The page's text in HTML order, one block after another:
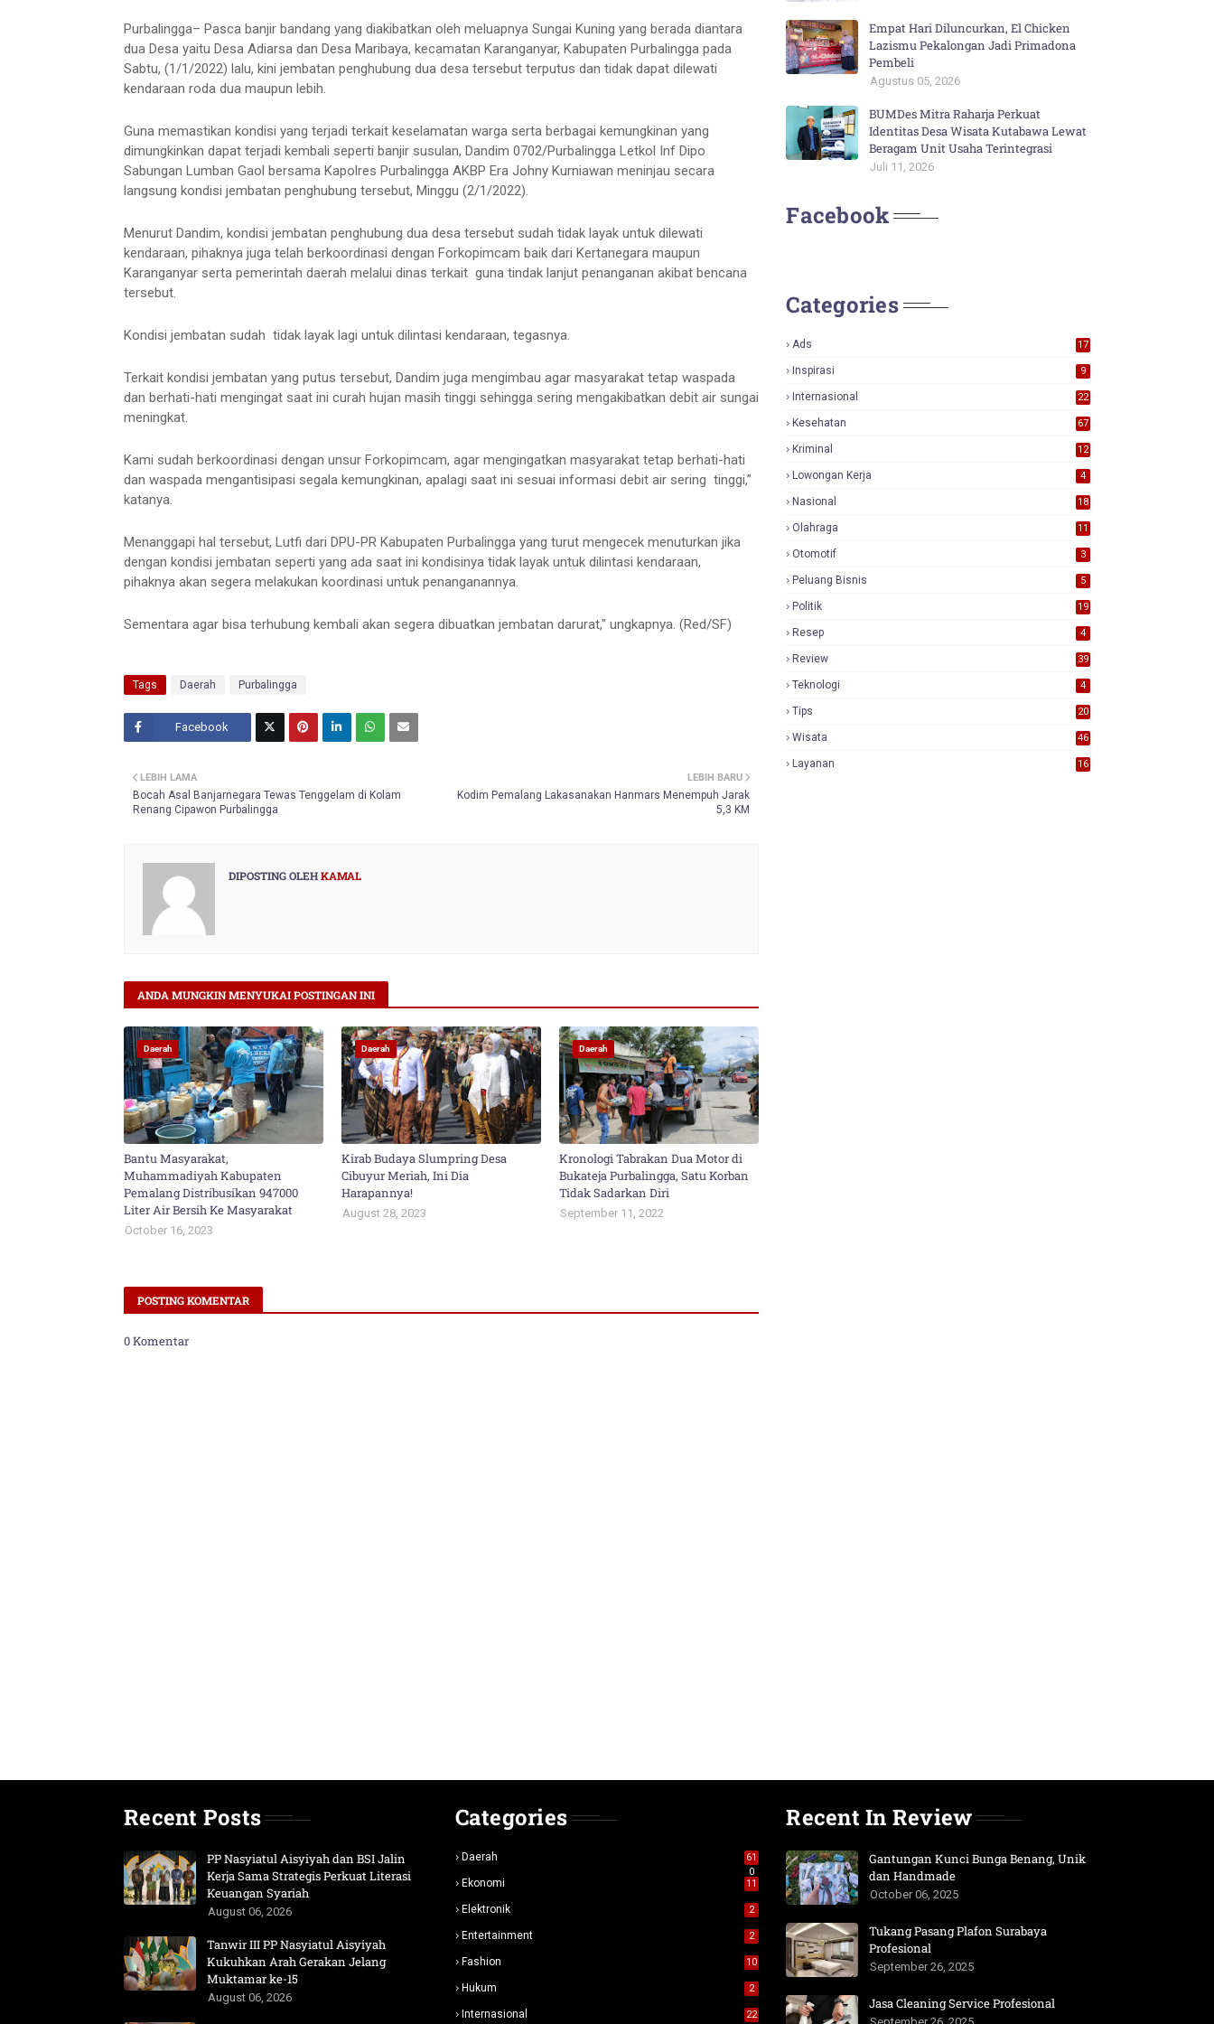
Purbalingga– Pasca banjir bandang yang diakibatkan oleh meluapnya Sungai Kuning yang berada diantara
dua Desa yaitu Desa Adiarsa dan Desa Maribaya, kecamatan Karanganyar, Kabupaten Purbalingga pada
Sabtu, (1/1/2022) lalu, kini jembatan penghubung dua desa tersebut terputus dan tidak dapat dilewati
kendaraan roda dua maupun lebih.
Guna memastikan kondisi yang terjadi terkait keselamatan warga serta berbagai kemungkinan yang
dimungkinkan dapat terjadi kembali seperti banjir susulan, Dandim 0702/Purbalingga Letkol Inf Dipo
Sabungan Lumban Gaol bersama Kapolres Purbalingga AKBP Era Johny Kurniawan meninjau secara
langsung kondisi jembatan penghubung tersebut, Minggu (2/1/2022).
Menurut Dandim, kondisi jembatan penghubung dua desa tersebut sudah tidak layak untuk dilewati
kendaraan, pihaknya juga telah berkoordinasi dengan Forkopimcam baik dari Kertanegara maupun
Karanganyar serta pemerintah daerah melalui dinas terkait guna tindak lanjut penanganan akibat bencana
tersebut.
Kondisi jembatan sudah tidak layak lagi untuk dilintasi kendaraan, tegasnya.
Terkait kondisi jembatan yang putus tersebut, Dandim juga mengimbau agar masyarakat tetap waspada
dan berhati-hati mengingat saat ini curah hujan masih tinggi sehingga sering mengakibatkan debit air sungai
meningkat.
Kami sudah berkoordinasi dengan unsur Forkopimcam, agar mengingatkan masyarakat tetap berhati-hati
dan waspada mengantisipasi segala kemungkinan, apalagi saat ini sesuai informasi debit air sering tinggi,”
katanya.
Menanggapi hal tersebut, Lutfi dari DPU-PR Kabupaten Purbalingga yang turut mengecek menuturkan jika
dengan kondisi jembatan seperti yang ada saat ini kondisinya tidak layak untuk dilintasi kendaraan,
pihaknya akan segera melakukan koordinasi untuk penanganannya.
Sementara agar bisa terhubung kembali akan segera dibuatkan jembatan darurat," ungkapnya. (Red/SF)
Tags Daerah Purbalingga
Facebook
LEBIH BARU
Kodim Pemalang Lakasanakan Hanmars Menempuh Jarak
5,3 KM
LEBIH LAMA
Bocah Asal Banjarnegara Tewas Tenggelam di Kolam
Renang Cipawon Purbalingga
DIPOSTING OLEHKAMAL
ANDA MUNGKIN MENYUKAI POSTINGAN INI
Daerah
Bantu Masyarakat,
Muhammadiyah Kabupaten
Pemalang Distribusikan 947000
Liter Air Bersih Ke Masyarakat
October 16, 2023
Daerah
Kirab Budaya Slumpring Desa
Cibuyur Meriah, Ini Dia
Harapannya!
August 28, 2023
Daerah
Kronologi Tabrakan Dua Motor di
Bukateja Purbalingga, Satu Korban
Tidak Sadarkan Diri
September 11, 2022
POSTING KOMENTAR
0 Komentar
Empat Hari Diluncurkan, El Chicken
Lazismu Pekalongan Jadi Primadona
Pembeli
Agustus 05, 2026
BUMDes Mitra Raharja Perkuat
Identitas Desa Wisata Kutabawa Lewat
Beragam Unit Usaha Terintegrasi
Juli 11, 2026
Facebook
Categories
Ads
17
Inspirasi 9
Internasional 22
Kesehatan 67
Kriminal 12
Lowongan Kerja 4
Nasional
18
Olahraga 11
Otomotif 3
Peluang Bisnis 5
Politik 19
Resep 4
Review
39
Teknologi 4
Tips 20
Wisata 46
Layanan 16
Recent Posts
PP Nasyiatul Aisyiyah dan BSI Jalin
Kerja Sama Strategis Perkuat Literasi
Keuangan Syariah
August 06, 2026
Tanwir III PP Nasyiatul Aisyiyah
Kukuhkan Arah Gerakan Jelang
Muktamar ke-15
August 06, 2026
Categories
Daerah
61
0
Ekonomi 11
Elektronik 2
Entertainment 2
Fashion 10
Hukum 2
Internasional 22
Recent In Review
Gantungan Kunci Bunga Benang, Unik
dan Handmade
October 06, 2025
Tukang Pasang Plafon Surabaya
Profesional
September 26, 2025
Jasa Cleaning Service Profesional